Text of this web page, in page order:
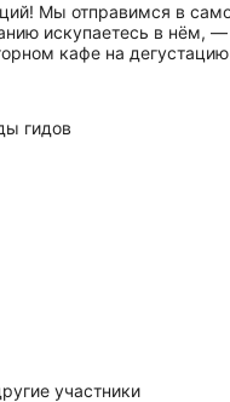
Мы отправимся в
искупаетесь в нём,
кафе на
гидов
участники